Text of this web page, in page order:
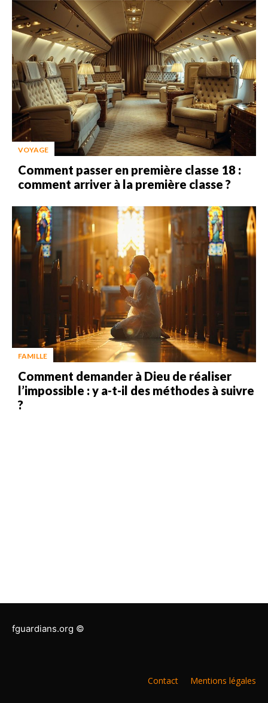
VOYAGE
Comment passer en première classe 18 :
comment arriver à la première classe ?
FAMILLE
Comment demander à Dieu de réaliser
l’impossible : y a-t-il des méthodes à suivre
?
fguardians.org ©
Contact Mentions légales